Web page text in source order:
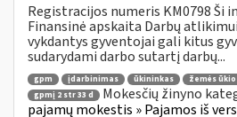
Registracijos numeris KM0798 Ši
Finansinė apskaita Darbų
vykdantys gyventojai gali kitus
sudarydami darbo sutartį darbų...
gpm įdarbinimas ūkininkas žemės
gpmį 2 str 33 d
Mokesčių žinyno
pajamų mokestis » Pajamos iš